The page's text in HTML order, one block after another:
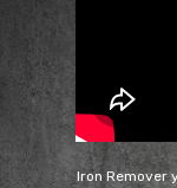
Iron Remover